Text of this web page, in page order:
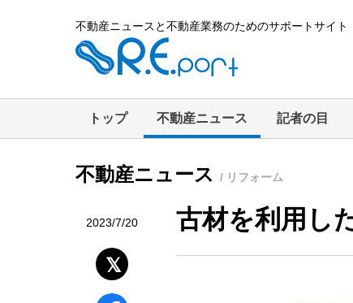
不動産ニュースと不動産業務のためのサポートサイト
トップ 不動産ニュース 記者の目
不動産ニュース / リフォーム
2023/7/20 古材を利用し